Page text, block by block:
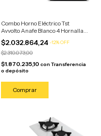
Combo Horno Eléctrico Tst
Avvolto Anafe Blanco 4 Hornallas
Negro/anafe Blanco
$2.032.864,24 -12%OFF
$2.310.073,00
$1.870.235,10 con Transferencia
o depósito